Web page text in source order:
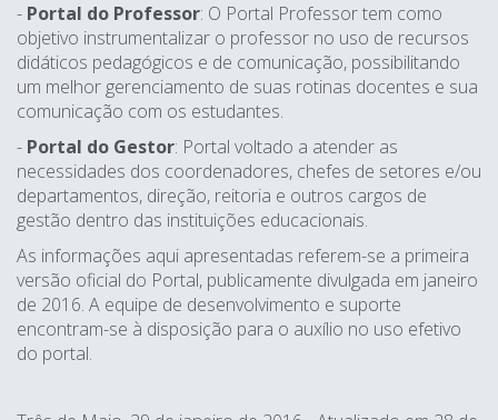
- Portal do Professor: O Portal Professor tem como
objetivo instrumentalizar o professor no uso de recursos
didáticos pedagógicos e de comunicação, possibilitando
um melhor gerenciamento de suas rotinas docentes e sua
comunicação com os estudantes.
- Portal do Gestor: Portal voltado a atender as
necessidades dos coordenadores, chefes de setores e/ou
departamentos, direção, reitoria e outros cargos de
gestão dentro das instituições educacionais.
As informações aqui apresentadas referem-se a primeira
versão oficial do Portal, publicamente divulgada em janeiro
de 2016. A equipe de desenvolvimento e suporte
encontram-se à disposição para o auxílio no uso efetivo
do portal.